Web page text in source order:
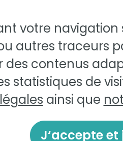
votre navigation
autres traceurs
des contenus
statistiques de
ainsi que
J‘accepte